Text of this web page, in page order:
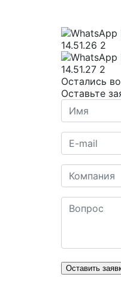
Остались
Оставьте
Оставить